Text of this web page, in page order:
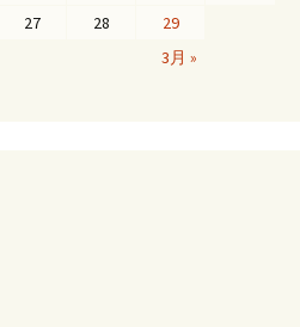
27 28
29
3月 »